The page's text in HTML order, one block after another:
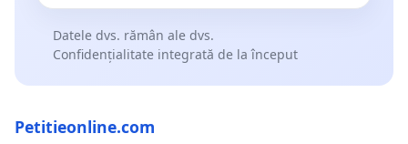
Datele dvs. rămân ale dvs.
Confidențialitate integrată de la început
Petitieonline.com